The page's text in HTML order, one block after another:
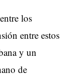
los
entre estos
y un
de